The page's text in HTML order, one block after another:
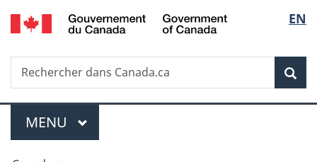
Passer
au
principal
de
la
EN
Recherche
Rechercher
dans
Menu
MENU PRINCIPAL
Vous